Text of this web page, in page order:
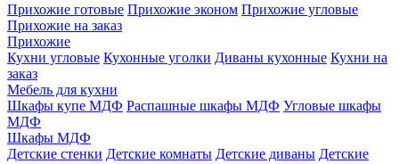
Прихожие готовые Прихожие эконом Прихожие угловые
Прихожие на заказ
Прихожие
Кухни угловые Кухонные уголки Диваны кухонные Кухни на
заказ
Мебель для кухни
Шкафы купе МДФ Распашные шкафы МДФ Угловые шкафы
МДФ
Шкафы МДФ
Детские стенки Детские комнаты Детские диваны Детские